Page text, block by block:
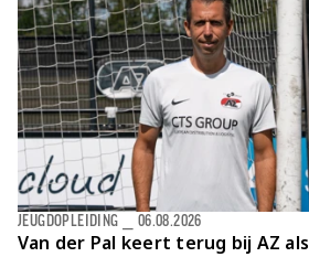
Van der Pal keert terug bij AZ als
JEUGDOPLEIDING 06.08.2026